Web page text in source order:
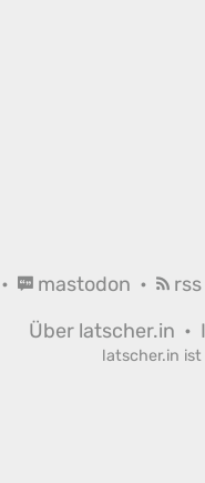
mastodon • rss
Über latscher.in •
latscher.in